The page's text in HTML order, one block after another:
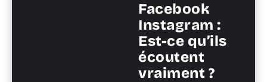
Facebook
Instagram :
Est-ce qu’ils
écoutent
vraiment ?